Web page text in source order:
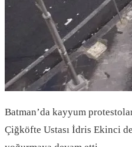
Batman’da kayyum
Çiğköfte Ustası İdris Ekinci